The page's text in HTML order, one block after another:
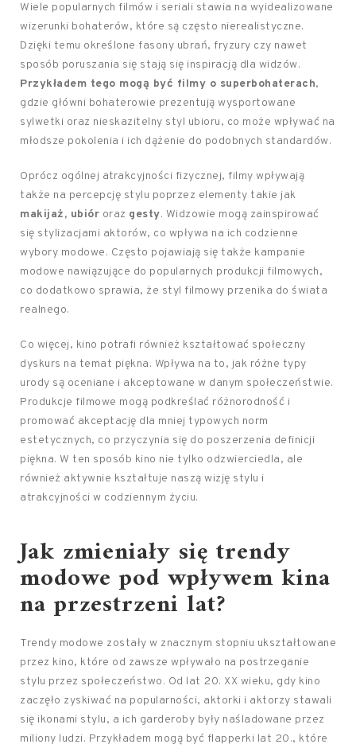
Wiele popularnych filmów i seriali stawia na wyidealizowane
wizerunki bohaterów, które są często nierealistyczne.
Dzięki temu określone fasony ubrań, fryzury czy nawet
sposób poruszania się stają się inspiracją dla widzów.
Przykładem tego mogą być filmy o superbohaterach,
gdzie główni bohaterowie prezentują wysportowane
sylwetki oraz nieskazitelny styl ubioru, co może wpływać na
młodsze pokolenia i ich dążenie do podobnych standardów.
Oprócz ogólnej atrakcyjności fizycznej, filmy wpływają
także na percepcję stylu poprzez elementy takie jak
makijaż, ubiór oraz gesty. Widzowie mogą zainspirować
się stylizacjami aktorów, co wpływa na ich codzienne
wybory modowe. Często pojawiają się także kampanie
modowe nawiązujące do popularnych produkcji filmowych,
co dodatkowo sprawia, że styl filmowy przenika do świata
realnego.
Co więcej, kino potrafi również kształtować społeczny
dyskurs na temat piękna. Wpływa na to, jak różne typy
urody są oceniane i akceptowane w danym społeczeństwie.
Produkcje filmowe mogą podkreślać różnorodność i
promować akceptację dla mniej typowych norm
estetycznych, co przyczynia się do poszerzenia definicji
piękna. W ten sposób kino nie tylko odzwierciedla, ale
również aktywnie kształtuje naszą wizję stylu i
atrakcyjności w codziennym życiu.
Jak zmieniały się trendy
modowe pod wpływem kina
na przestrzeni lat?
Trendy modowe zostały w znacznym stopniu ukształtowane
przez kino, które od zawsze wpływało na postrzeganie
stylu przez społeczeństwo. Od lat 20. XX wieku, gdy kino
zaczęło zyskiwać na popularności, aktorki i aktorzy stawali
się ikonami stylu, a ich garderoby były naśladowane przez
miliony ludzi. Przykładem mogą być flapperki lat 20., które